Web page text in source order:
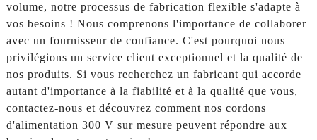
volume, notre processus de fabrication flexible s'adapte à
vos besoins ! Nous comprenons l'importance de collaborer
avec un fournisseur de confiance. C'est pourquoi nous
privilégions un service client exceptionnel et la qualité de
nos produits. Si vous recherchez un fabricant qui accorde
autant d'importance à la fiabilité et à la qualité que vous,
contactez-nous et découvrez comment nos cordons
d'alimentation 300 V sur mesure peuvent répondre aux